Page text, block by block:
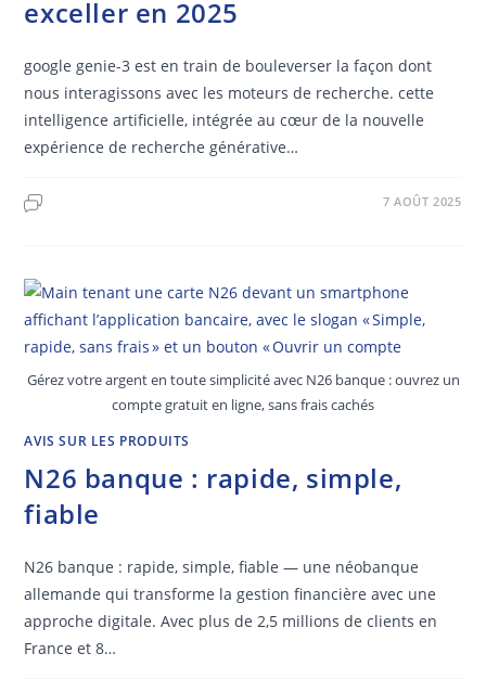
exceller en 2025
google genie-3 est en train de bouleverser la façon dont
nous interagissons avec les moteurs de recherche. cette
intelligence artificielle, intégrée au cœur de la nouvelle
expérience de recherche générative…
7 AOÛT 2025
Gérez votre argent en toute simplicité avec N26 banque : ouvrez un
compte gratuit en ligne, sans frais cachés
AVIS SUR LES PRODUITS
N26 banque : rapide, simple,
fiable
N26 banque : rapide, simple, fiable — une néobanque
allemande qui transforme la gestion financière avec une
approche digitale. Avec plus de 2,5 millions de clients en
France et 8…